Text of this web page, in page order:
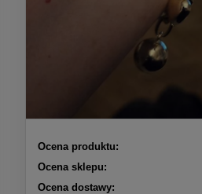
Ocena produktu:
Ocena sklepu:
Ocena dostawy: